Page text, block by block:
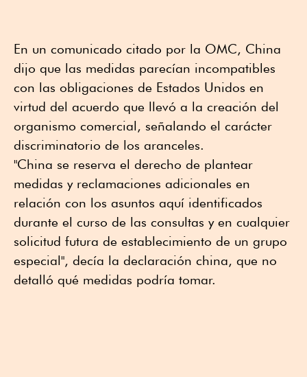
En un comunicado citado por la OMC, China
dijo que las medidas parecían incompatibles
con las obligaciones de Estados Unidos en
virtud del acuerdo que llevó a la creación del
organismo comercial, señalando el carácter
discriminatorio de los aranceles.
"China se reserva el derecho de plantear
medidas y reclamaciones adicionales en
relación con los asuntos aquí identificados
durante el curso de las consultas y en cualquier
solicitud futura de establecimiento de un grupo
especial", decía la declaración china, que no
detalló qué medidas podría tomar.